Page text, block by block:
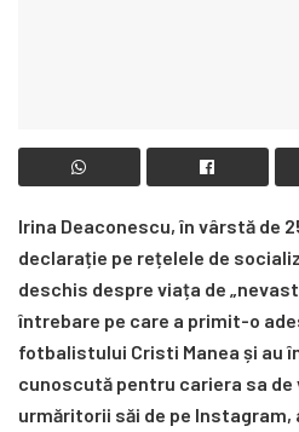
Irina Deaconescu, în vârstă de
declarație pe rețelele de
deschis despre viața de
întrebare pe care a primit-o
fotbalistului Cristi Manea și au
cunoscută pentru cariera sa de
urmăritorii săi de pe Instagram,